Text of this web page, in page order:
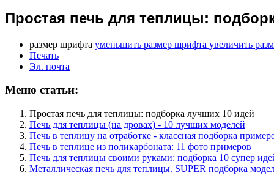
Простая печь для теплицы:
размер шрифта уменьшить размер шрифта увеличить
Печать
Эл. почта
Меню статьи:
Простая печь для теплицы: подборка лучших 10 идей
Печь для теплицы (на дровах) - 10 лучших моделей
Печь в теплицу на отработке - классная подборка
Печь в теплице из поликарбоната: 11 фото примеров
Печь для теплицы своими руками: подборка 10 супер
Металлическая печь для теплицы. SUPER подборка